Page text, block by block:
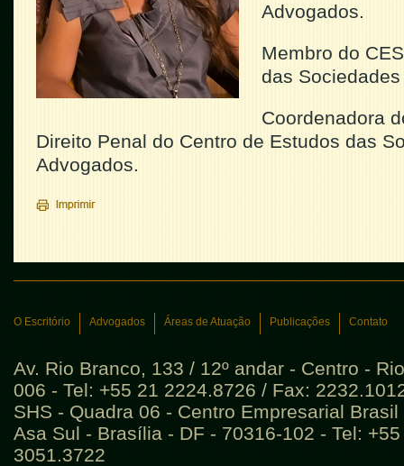
Advogados.
Membro do
das
Coordenadora
Direito Penal do Centro de Estudos das
Advogados.
O Escritório Advogados Áreas de Atuação Publicações Contato
Av. Rio Branco, 133 / 12º andar - Centro -
006 - Tel: +55 21 2224.8726 / Fax:
SHS - Quadra 06 - Centro Empresarial
Asa Sul - Brasília - DF - 70316-102 - Tel:
3051.3722